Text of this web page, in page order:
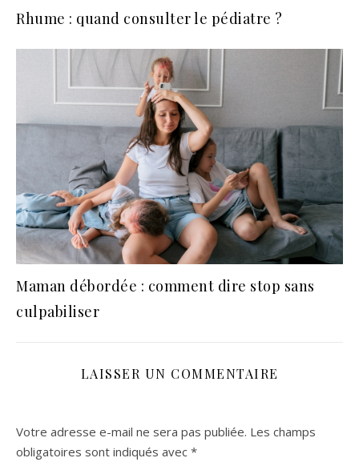
Rhume : quand consulter le pédiatre ?
Maman débordée : comment dire stop sans
culpabiliser
LAISSER UN COMMENTAIRE
Votre adresse e-mail ne sera pas publiée. Les champs
obligatoires sont indiqués avec *